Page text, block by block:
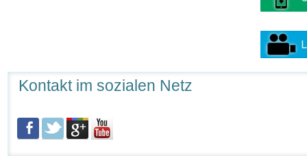
Kontakt im sozialen Netz